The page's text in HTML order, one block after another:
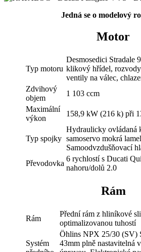
Jedná se o modelový
Motor
Typ motoru
Desmosedici Stradale
klikový hřídel,
ventily na válec,
Zdvihový
objem
1 103 ccm
Maximální
výkon
158,9 kW (216 k) při
Typ spojky
Hydraulicky ovládaná
samoservo mokrá
Samoodvzdušňovací
Převodovka
6 rychlostí s Ducati
nahoru/dolů 2.0
Rám
Rám
Přední rám z hliníkové
optimalizovanou tuhostí
Systém
Öhlins NPX 25/30 (SV)
43mm plně nastavitelná